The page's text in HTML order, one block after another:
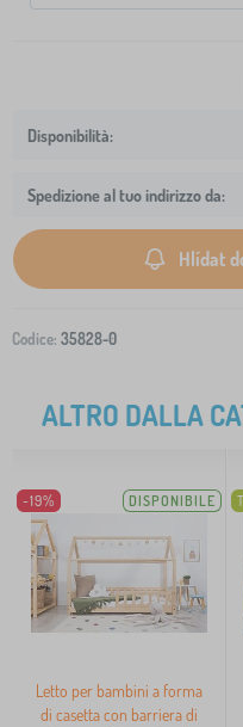
Spedizione al tuo indirizzo da:
Hlídat
Codice: 35828-0
ALTRO DALLA
-19% DISPONIBILE
Letto per bambini a forma
di casetta con barriera di